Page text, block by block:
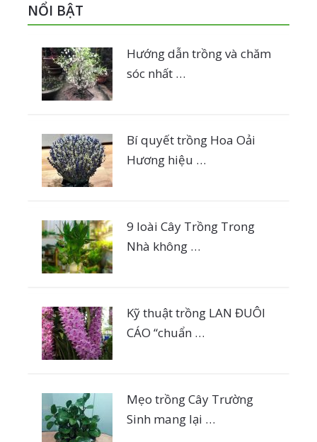
NỔI BẬT
Hướng dẫn trồng và chăm
sóc nhất …
Bí quyết trồng Hoa Oải
Hương hiệu …
9 loài Cây Trồng Trong
Nhà không …
Kỹ thuật trồng LAN ĐUÔI
CÁO “chuẩn …
Mẹo trồng Cây Trường
Sinh mang lại …